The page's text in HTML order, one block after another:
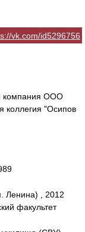
vk.com/id5296756
компания ООО
коллегия "Осипов
, 2012
факультет